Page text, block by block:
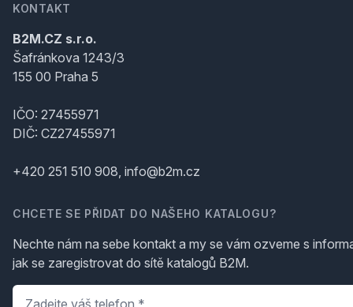
KONTAKT
B2M.CZ s.r.o.
Šafránkova 1243/3
155 00 Praha 5
IČO: 27455971
DIČ: CZ27455971
+420 251 510 908, info@b2m.cz
CHCETE SE PŘIDAT DO NAŠEHO KATALOGU?
Nechte nám na sebe kontakt a my se vám ozveme s
jak se zaregistrovat do sítě katalogů B2M.
Telefon